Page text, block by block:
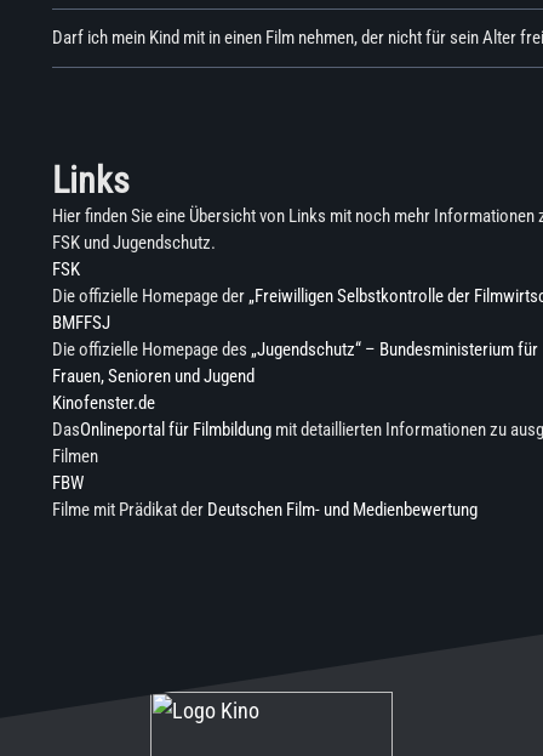
Darf ich mein Kind mit in einen Film nehmen, der nicht für sein Alter
Links
Hier finden Sie eine Übersicht von Links mit noch mehr Informationen
FSK und Jugendschutz.
FSK
Die offizielle Homepage der „Freiwilligen Selbstkontrolle der
BMFFSJ
Die offizielle Homepage des „Jugendschutz“ – Bundesministerium für
Frauen, Senioren und Jugend
Kinofenster.de
DasOnlineportal für Filmbildung mit detaillierten Informationen zu
Filmen
FBW
Filme mit Prädikat der Deutschen Film- und Medienbewertung